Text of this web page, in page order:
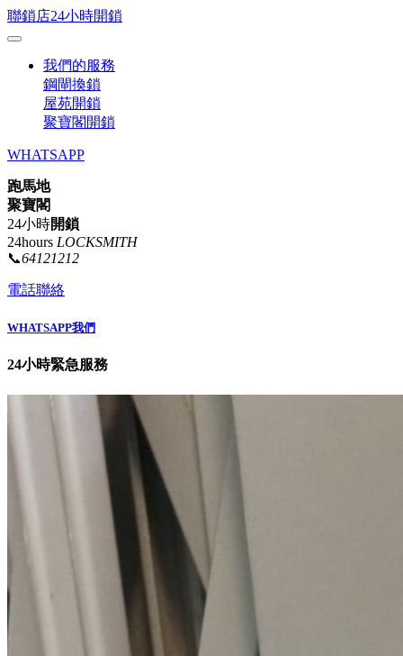
聯鎖店24小時開鎖
我們的服務
鋼閘換鎖
屋苑開鎖
聚寶閣開鎖
WHATSAPP
跑馬地
聚寶閣
24小時開鎖
24hours LOCKSMITH
📞64121212
電話聯絡
WHATSAPP我們
24小時緊急服務